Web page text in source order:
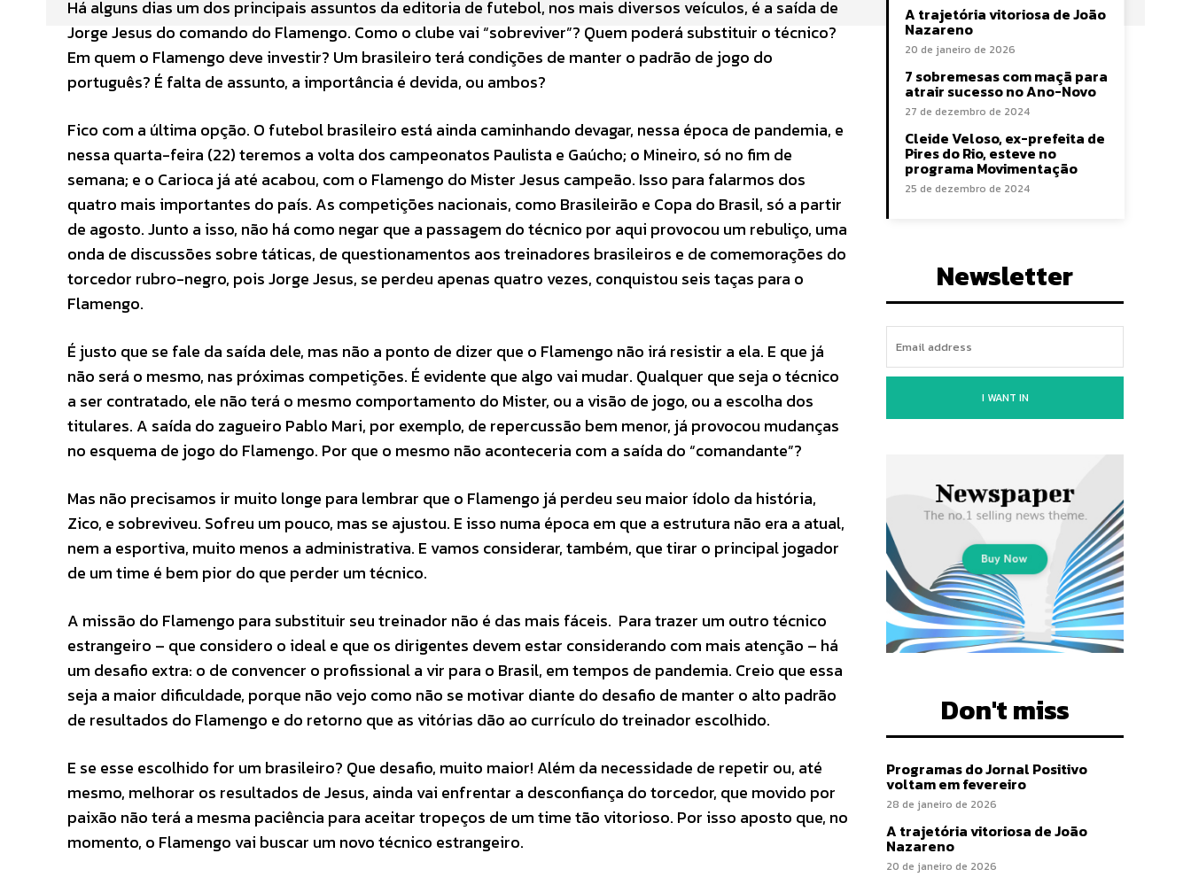
Há alguns dias um dos principais assuntos da editoria de futebol, nos mais diversos veículos, é a saída de
Jorge Jesus do comando do Flamengo. Como o clube vai “sobreviver”? Quem poderá substituir o técnico?
Em quem o Flamengo deve investir? Um brasileiro terá condições de manter o padrão de jogo do
português? É falta de assunto, a importância é devida, ou ambos?
Fico com a última opção. O futebol brasileiro está ainda caminhando devagar, nessa época de pandemia, e
nessa quarta-feira (22) teremos a volta dos campeonatos Paulista e Gaúcho; o Mineiro, só no fim de
semana; e o Carioca já até acabou, com o Flamengo do Mister Jesus campeão. Isso para falarmos dos
quatro mais importantes do país. As competições nacionais, como Brasileirão e Copa do Brasil, só a partir
de agosto. Junto a isso, não há como negar que a passagem do técnico por aqui provocou um rebuliço, uma
onda de discussões sobre táticas, de questionamentos aos treinadores brasileiros e de comemorações do
torcedor rubro-negro, pois Jorge Jesus, se perdeu apenas quatro vezes, conquistou seis taças para o
Flamengo.
É justo que se fale da saída dele, mas não a ponto de dizer que o Flamengo não irá resistir a ela. E que já
não será o mesmo, nas próximas competições. É evidente que algo vai mudar. Qualquer que seja o técnico
a ser contratado, ele não terá o mesmo comportamento do Mister, ou a visão de jogo, ou a escolha dos
titulares. A saída do zagueiro Pablo Mari, por exemplo, de repercussão bem menor, já provocou mudanças
no esquema de jogo do Flamengo. Por que o mesmo não aconteceria com a saída do “comandante”?
Mas não precisamos ir muito longe para lembrar que o Flamengo já perdeu seu maior ídolo da história,
Zico, e sobreviveu. Sofreu um pouco, mas se ajustou. E isso numa época em que a estrutura não era a atual,
nem a esportiva, muito menos a administrativa. E vamos considerar, também, que tirar o principal jogador
de um time é bem pior do que perder um técnico.
A missão do Flamengo para substituir seu treinador não é das mais fáceis. Para trazer um outro técnico
estrangeiro – que considero o ideal e que os dirigentes devem estar considerando com mais atenção – há
um desafio extra: o de convencer o profissional a vir para o Brasil, em tempos de pandemia. Creio que essa
seja a maior dificuldade, porque não vejo como não se motivar diante do desafio de manter o alto padrão
de resultados do Flamengo e do retorno que as vitórias dão ao currículo do treinador escolhido.
E se esse escolhido for um brasileiro? Que desafio, muito maior! Além da necessidade de repetir ou, até
mesmo, melhorar os resultados de Jesus, ainda vai enfrentar a desconfiança do torcedor, que movido por
paixão não terá a mesma paciência para aceitar tropeços de um time tão vitorioso. Por isso aposto que, no
momento, o Flamengo vai buscar um novo técnico estrangeiro.
A trajetória vitoriosa de João
Nazareno
20 de janeiro de 2026
7 sobremesas com maçã para
atrair sucesso no Ano-Novo
27 de dezembro de 2024
Cleide Veloso, ex-prefeita de
Pires do Rio, esteve no
programa Movimentação
25 de dezembro de 2024
Newsletter
I WANT IN
Don't miss
Programas do Jornal Positivo
voltam em fevereiro
28 de janeiro de 2026
A trajetória vitoriosa de João
Nazareno
20 de janeiro de 2026